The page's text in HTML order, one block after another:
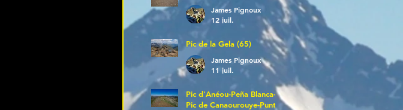
James Pignoux
12 juil.
Pic de la Gela (65)
James Pignoux
11 juil.
Pic d'Anéou-Peña Blanca-
Pic de Canaourouye-Punta